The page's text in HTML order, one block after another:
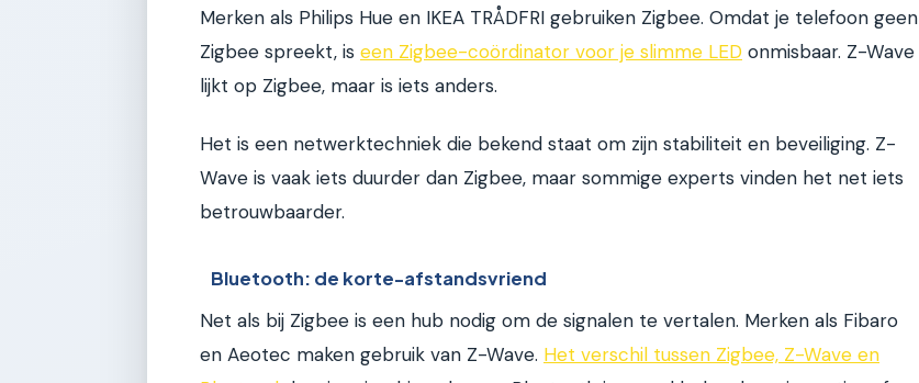
Merken als Philips Hue en IKEA TRÅDFRI gebruiken Zigbee. Omdat je telefoon geen
Zigbee spreekt, is een Zigbee-coördinator voor je slimme LED onmisbaar. Z-Wave
lijkt op Zigbee, maar is iets anders.
Het is een netwerktechniek die bekend staat om zijn stabiliteit en beveiliging. Z-
Wave is vaak iets duurder dan Zigbee, maar sommige experts vinden het net iets
betrouwbaarder.
Bluetooth: de korte-afstandsvriend
Net als bij Zigbee is een hub nodig om de signalen te vertalen. Merken als Fibaro
en Aeotec maken gebruik van Z-Wave. Het verschil tussen Zigbee, Z-Wave en